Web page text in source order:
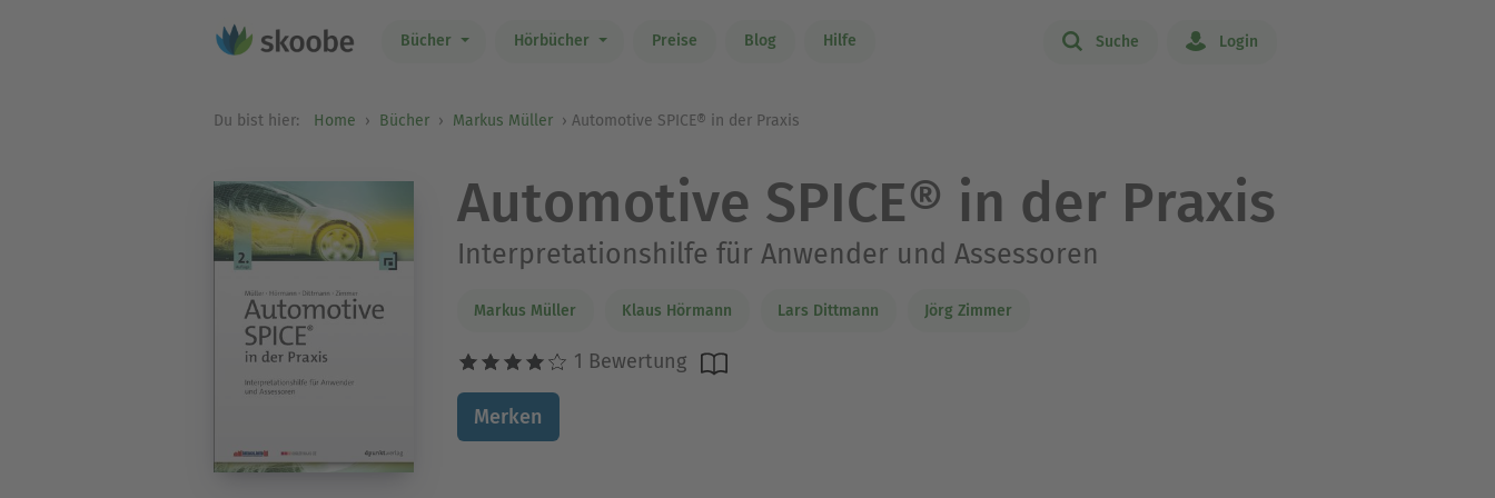
Bücher Hörbücher Preise Blog Hilfe Suche Login
Du bist hier: Home Bücher Markus Müller Automotive SPICE® in der Praxis
Automotive SPICE® in der Praxis
Interpretationshilfe für Anwender und Assessoren
Markus Müller Klaus Hörmann Lars Dittmann Jörg Zimmer
1 Bewertung
Merken